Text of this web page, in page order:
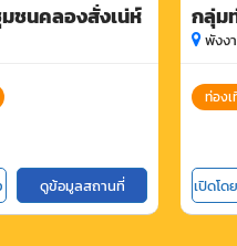
ชนคลองสั่งเน่ห์
ดูข้อมูลสถานที่
กลุ่ม
ท่าดิน
พังงา
ท่องเ
เปิดโด